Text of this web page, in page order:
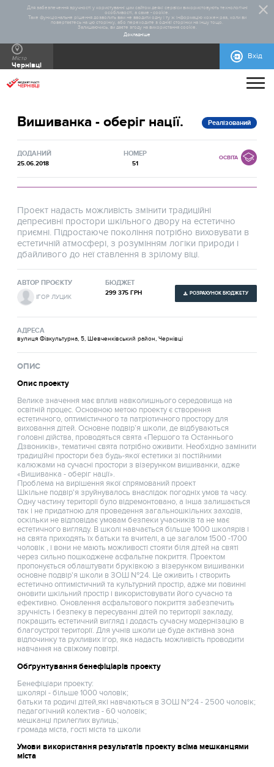
Для забезпечення зручності у користуванні цим сайтом деякі сервіси використовують технологічні
особливості, а саме - cookie.
Таке функціональне рішення дозволить вам не вводити одну і ту ж інформацію кожен раз, коли ви
повертаєтесь на цю сторінку, або переходите з однієї сторінки на іншу тощо.
Залишаючись, ви даєте згоду на використання cookie.
Докладніше
Місто
Чернівці
Вхід
ЗАГАЛЬНА ІНФОРМАЦІЯ
СТАТИСТИКА
РЕАЛІЗОВАНІ ПРОЄКТИ
ДОПОМОГА
ВІДЕОІНСТРУКЦІЇ
НОРМАТИВНО-ПРАВОВА БАЗА
ПРАВИЛА УЧАСТІ
БЛАНКИ ДЛЯ ЗАВАНТАЖЕННЯ
ІНСТРУКЦІЇ
ДОВІДКОВА ІНФОРМАЦІЯ
МАКЕТИ РЕКЛАМНИХ МАТЕРІАЛІВ
КОНТАКТИ
Вишиванка - оберіг нації. Реалізований
ДОДАНИЙ
25.06.2018
НОМЕР
51
ОСВІТА
Проект надасть можливість змінити традиційні
депресивні простори шкільного двору на естетично
приємні. Підростаюче покоління потрібно виховувати в
естетичній атмосфері, з розумінням логіки природи і
дбайливого до неї ставлення в зрілому віці.
АВТОР ПРОЄКТУ
ІГОР ЛУЦИК
БЮДЖЕТ
299 375 ГРН РОЗРАХУНОК БЮДЖЕТУ
АДРЕСА
вулиця Фізкультурна, 5, Шевченківський район, Чернівці
ОПИС
Опис проекту
Велике значення має вплив навколишнього середовища на
освітній процес. Основною метою проекту є створення
естетичного, оптимістичного та патріотичного простору для
виховання дітей. Основне подвір’я школи, де відбуваються
головні дійства, проводяться свята «Першого та Останнього
Дзвоників», тематичні свята потрібно оживити. Необхідно замінити
традиційні простори без будь-якої естетики зі постійними
калюжами на сучасні простори з візерунком вишиванки, адже
«Вишиванка - оберіг нації».
Проблема на вирішення якої спрямований проект
Шкільне подвір'я зруйнувалось внаслідок погодніх умов та часу.
Одну частину території було відремонтовано, а інша залишається
так і не придатною для проведення загальношкільних заходів,
оскільки не відповідає умовам безпеки учасників та не має
естетичного вигляду. В школі навчається більше 1000 школярів і
на свята приходять їх батьки та вчителі, а це загалом 1500 -1700
чоловік , і вони не мають можливості стояти біля дітей на святі
через сильно пошкоджене асфальтне покриття. Проектом
пропонується облаштувати бруківкою з візерунком вишиванки
основне подвір'я школи в ЗОШ №24. Це оживить і створить
естетично оптимістичний та культурний простір, адже ми повинні
оновити шкільний простір і використовувати його сучасно та
ефективно. Оновлення асфальтового покриття забезпечить
зручність і безпеку в пересуванні дітей по території закладу,
покращить естетичний вигляд і додасть сучасну модернізацію в
благоустрої території. Для учнів школи це буде активна зона
відпочинку та рухливих ігор, яка надасть можливість проводити
навчання на свіжому повітрі.
Обґрунтування бенефіціарів проекту
Бенефіціари проекту:
школярі - більше 1000 чоловік;
батьки та родичі дітей,які навчаються в ЗОШ №24 - 2500 чоловік;
педагогічний колектив - 60 чоловік;
мешканці прилеглих вулиць;
громада міста, гості міста та школи
Умови використання результатів проекту всіма мешканцями
міста